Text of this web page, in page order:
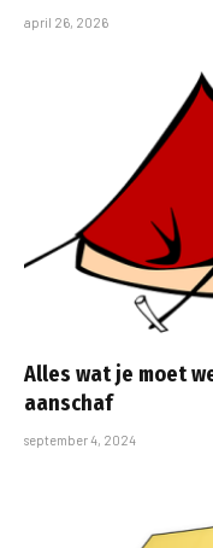
april 26, 2026
Alles wat je moet
aanschaf
september 4, 2024